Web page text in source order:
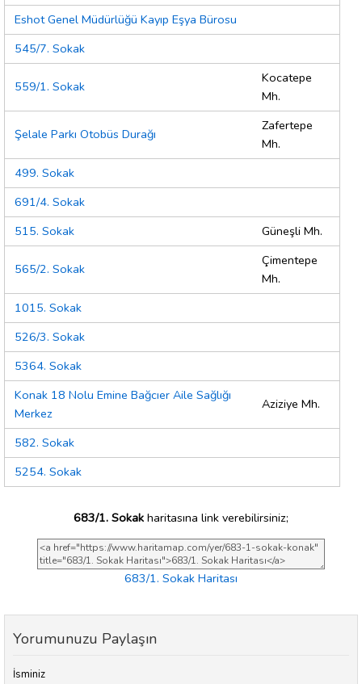
Eshot Genel Müdürlüğü Kayıp Eşya Bürosu
545/7. Sokak
559/1. Sokak
Kocatepe
Mh.
Şelale Parkı Otobüs Durağı
Zafertepe
Mh.
499. Sokak
691/4. Sokak
515. Sokak
Güneşli Mh.
565/2. Sokak
Çimentepe
Mh.
1015. Sokak
526/3. Sokak
5364. Sokak
Konak 18 Nolu Emine Bağcıer Aile Sağlığı
Merkez
Aziziye Mh.
582. Sokak
5254. Sokak
683/1. Sokak haritasına link verebilirsiniz;
683/1. Sokak Haritası
Yorumunuzu Paylaşın
İsminiz